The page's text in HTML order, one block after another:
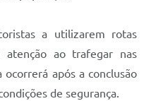
a utilizarem rotas
ao trafegar nas
após a conclusão
de segurança.